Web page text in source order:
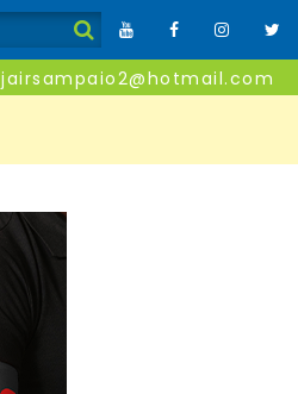
jairsampaio2@hotmail.com